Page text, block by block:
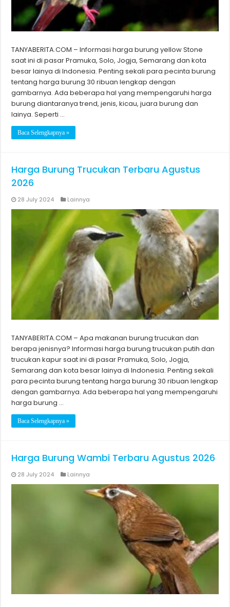
TANYABERITA.COM – Informasi harga burung yellow Stone
saat ini di pasar Pramuka, Solo, Jogja, Semarang dan kota
besar lainya di Indonesia. Penting sekali para pecinta burung
tentang harga burung 30 ribuan lengkap dengan
gambarnya. Ada beberapa hal yang mempengaruhi harga
burung diantaranya trend, jenis, kicau, juara burung dan
lainya. Seperti …
Baca Selengkapnya »
Harga Burung Trucukan Terbaru Agustus
2026
28 July 2024 Lainnya
TANYABERITA.COM – Apa makanan burung trucukan dan
berapa jenisnya? Informasi harga burung trucukan putih dan
trucukan kapur saat ini di pasar Pramuka, Solo, Jogja,
Semarang dan kota besar lainya di Indonesia. Penting sekali
para pecinta burung tentang harga burung 30 ribuan lengkap
dengan gambarnya. Ada beberapa hal yang mempengaruhi
harga burung …
Baca Selengkapnya »
Harga Burung Wambi Terbaru Agustus 2026
28 July 2024 Lainnya